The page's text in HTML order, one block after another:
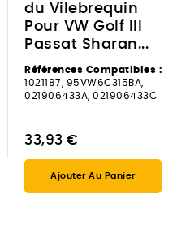
du Vilebrequin
Pour VW Golf III
Passat Sharan...
Références Compatibles :
1021187, 95VW6C315BA,
021906433A, 021906433C
33,93 €
Ajouter Au Panier